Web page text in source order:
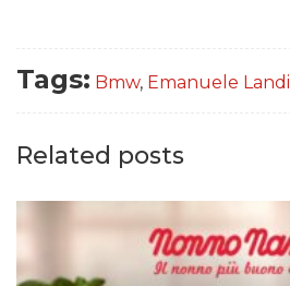
Tags: Bmw, Emanuele Landi
Related posts